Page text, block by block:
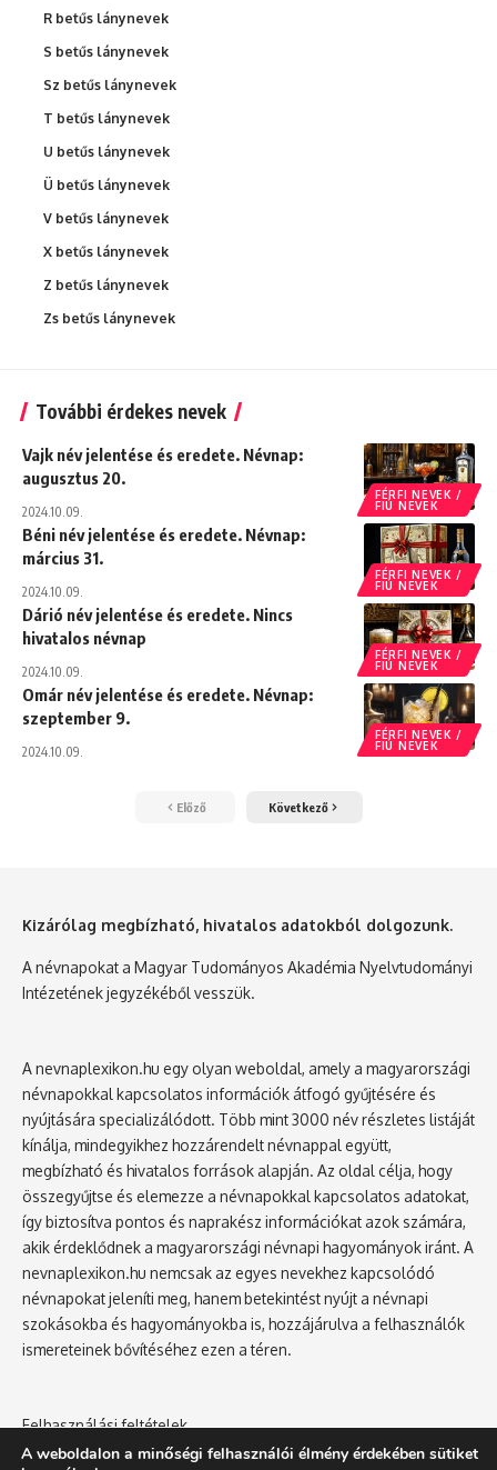
R betűs lánynevek
S betűs lánynevek
Sz betűs lánynevek
T betűs lánynevek
U betűs lánynevek
Ü betűs lánynevek
V betűs lánynevek
X betűs lánynevek
Z betűs lánynevek
Zs betűs lánynevek
További érdekes nevek
FÉRFI NEVEK /
FIÚ NEVEK
Vajk név jelentése és eredete. Névnap:
augusztus 20.
2024.10.09.
FÉRFI NEVEK /
FIÚ NEVEK
Béni név jelentése és eredete. Névnap:
március 31.
2024.10.09.
FÉRFI NEVEK /
FIÚ NEVEK
Dárió név jelentése és eredete. Nincs
hivatalos névnap
2024.10.09.
FÉRFI NEVEK /
FIÚ NEVEK
Omár név jelentése és eredete. Névnap:
szeptember 9.
2024.10.09.
Előző Következő
Kizárólag megbízható, hivatalos adatokból dolgozunk.
A névnapokat a Magyar Tudományos Akadémia Nyelvtudományi
Intézetének jegyzékéből vesszük.
A nevnaplexikon.hu egy olyan weboldal, amely a magyarországi
névnapokkal kapcsolatos információk átfogó gyűjtésére és
nyújtására specializálódott. Több mint 3000 név részletes listáját
kínálja, mindegyikhez hozzárendelt névnappal együtt,
megbízható és hivatalos források alapján. Az oldal célja, hogy
összegyűjtse és elemezze a névnapokkal kapcsolatos adatokat,
így biztosítva pontos és naprakész információkat azok számára,
akik érdeklődnek a magyarországi névnapi hagyományok iránt. A
nevnaplexikon.hu nemcsak az egyes nevekhez kapcsolódó
névnapokat jeleníti meg, hanem betekintést nyújt a névnapi
szokásokba és hagyományokba is, hozzájárulva a felhasználók
ismereteinek bővítéséhez ezen a téren.
Felhasználási feltételek
Adatvédelmi tájékoztató
A weboldalon a minőségi felhasználói élmény érdekében sütiket